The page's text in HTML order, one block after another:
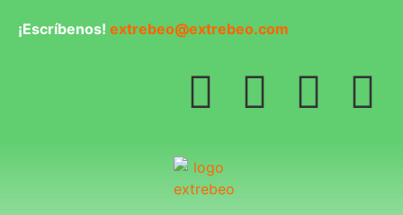
¡Escríbenos! extrebeo@extrebeo.com